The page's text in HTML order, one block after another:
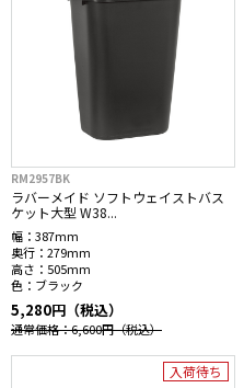
RM2957BK
ラバーメイド ソフトウェイストバス
ケット大型 W38...
幅： 387mm
奥行： 279mm
高さ： 505mm
色： ブラック
5,280円（税込）
通常価格：6,600円（税込）
入荷待ち